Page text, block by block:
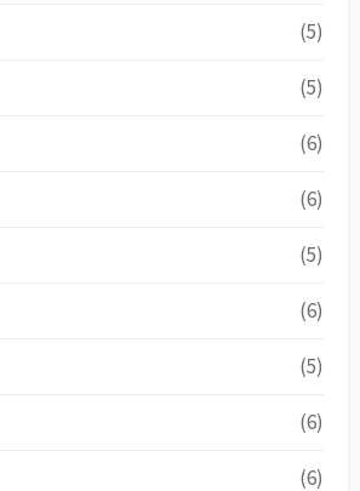
(5)
(5)
(6)
(6)
(5)
(6)
(5)
(6)
(6)